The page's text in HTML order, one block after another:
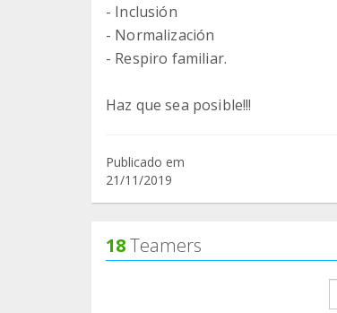
- Inclusión
- Normalización
- Respiro familiar.
Publicado em
21/11/2019
18Teamers